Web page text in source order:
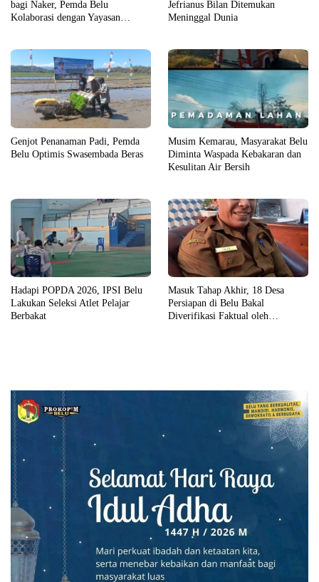
bagi Naker, Pemda Belu
Kolaborasi dengan Yayasan
Jefrianus Bilan Ditemukan
Meninggal Dunia
Genjot Penanaman Padi, Pemda
Belu Optimis Swasembada Beras
Musim Kemarau, Masyarakat Belu
Diminta Waspada Kebakaran dan
Kesulitan Air Bersih
Hadapi POPDA 2026, IPSI Belu
Lakukan Seleksi Atlet Pelajar
Berbakat
Masuk Tahap Akhir, 18 Desa
Persiapan di Belu Bakal
Diverifikasi Faktual oleh